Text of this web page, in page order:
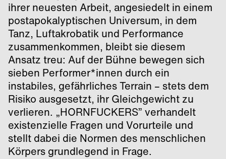
ihrer neuesten Arbeit, angesiedelt in einem
postapokalyptischen Universum, in dem
Tanz, Luftakrobatik und Performance
zusammenkommen, bleibt sie diesem
Ansatz treu: Auf der Bühne bewegen sich
sieben Performer*innen durch ein
instabiles, gefährliches Terrain – stets dem
Risiko ausgesetzt, ihr Gleichgewicht zu
verlieren. „HORNFUCKERS” verhandelt
existenzielle Fragen und Vorurteile und
stellt dabei die Normen des menschlichen
Körpers grundlegend in Frage.